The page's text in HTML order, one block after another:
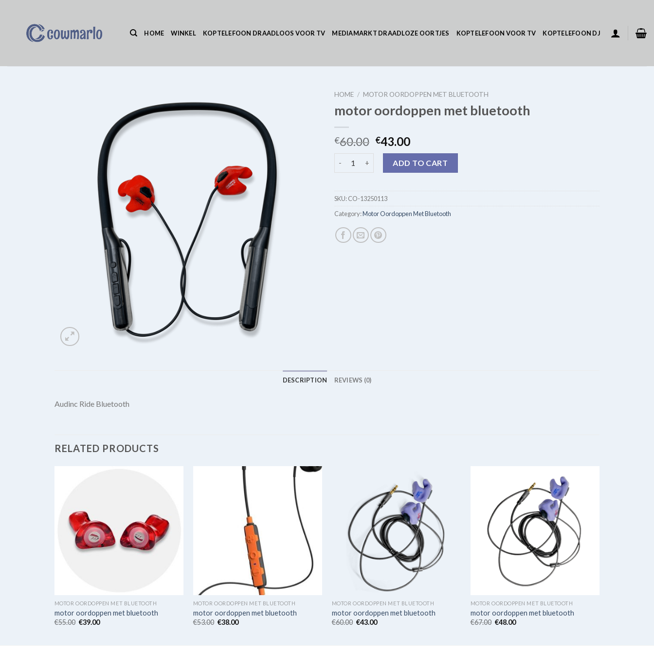
HOME WINKEL KOPTELEFOON DRAADLOOS VOOR TV MEDIAMARKT DRAADLOZE OORTJES KOPTELEFOON VOOR TV KOPTELEFOON DJ
HOME / MOTOR OORDOPPEN MET BLUETOOTH
motor oordoppen met bluetooth
€60.00 €43.00
ADD TO CART
SKU:CO-13250113
Category:Motor Oordoppen Met Bluetooth
DESCRIPTION REVIEWS (0)
Audinc Ride Bluetooth
RELATED PRODUCTS
MOTOR OORDOPPEN MET BLUETOOTH
motor oordoppen met bluetooth
€55.00 €39.00
MOTOR OORDOPPEN MET BLUETOOTH
motor oordoppen met bluetooth
€53.00 €38.00
MOTOR OORDOPPEN MET BLUETOOTH
motor oordoppen met bluetooth
€60.00 €43.00
MOTOR OORDOPPEN MET BLUETOOTH
motor oordoppen met bluetooth
€67.00 €48.00